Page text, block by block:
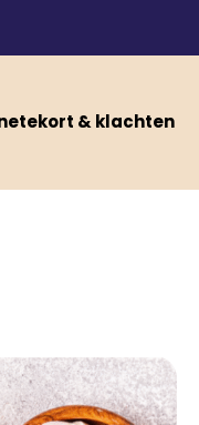
& klachten